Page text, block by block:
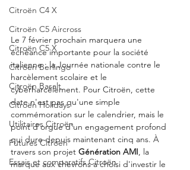
Citroën C4 X
Citroën C5 Aircross
Citroën C5 X
Citroën Berlingo
Citroën Basalt
Citroën Holidays
Utilitaires Citroën
Futures Citroën
Essais et comparatifs Citroën
Le 7 février prochain marquera une
échéance importante pour la société
italienne : la Journée nationale contre le
harcèlement scolaire et le
cyberharcèlement. Pour Citroën, cette
date n'est pas qu'une simple
commémoration sur le calendrier, mais le
point d’orgue d’un engagement profond
qui dure depuis maintenant cinq ans. À
travers son projet Génération AMI, la
marque aux chevrons a choisi d'investir le